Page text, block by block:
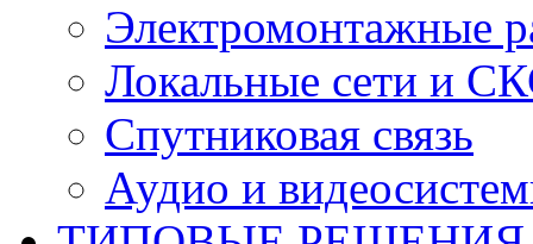
Электромонтажные
Локальные сети и
Спутниковая связь
Аудио и